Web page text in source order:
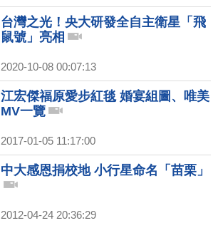
台灣之光！央大研發全自主衛星「飛
鼠號」亮相
2020-10-08 00:07:13
江宏傑福原愛步紅毯 婚宴組圖、唯美
MV一覽
2017-01-05 11:17:00
中大感恩捐校地 小行星命名「苗栗」
2012-04-24 20:36:29